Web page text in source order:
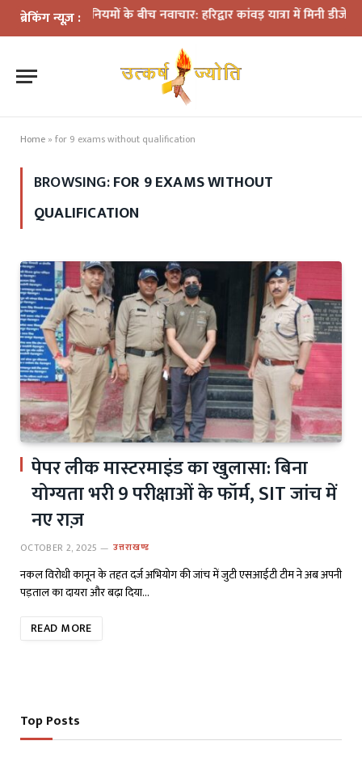
ब्रेकिंग न्यूज़ :
के नियमों के बीच नवाचार: हरिद्वार कांवड़ यात्रा में मिनी डीजे कांवड़
Home » for 9 exams without qualification
BROWSING:FOR 9 EXAMS WITHOUT
QUALIFICATION
पेपर लीक मास्टरमाइंड का खुलासा: बिना
योग्यता भरी 9 परीक्षाओं के फॉर्म, SIT जांच में
नए राज़
OCTOBER 2, 2025 उत्तराखण्ड
नकल विरोधी कानून के तहत दर्ज अभियोग की जांच में जुटी एसआईटी टीम ने अब अपनी
पड़ताल का दायरा और बढ़ा दिया…
READ MORE
Top Posts